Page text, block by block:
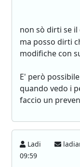
non sò dirti se
ma posso dirti
modifiche con
E' però
quando vedo i
faccio un
Ladi
09:59